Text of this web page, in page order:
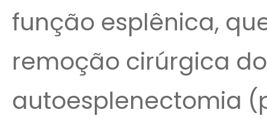
função esplênica,
remoção cirúrgica
autoesplenectomia